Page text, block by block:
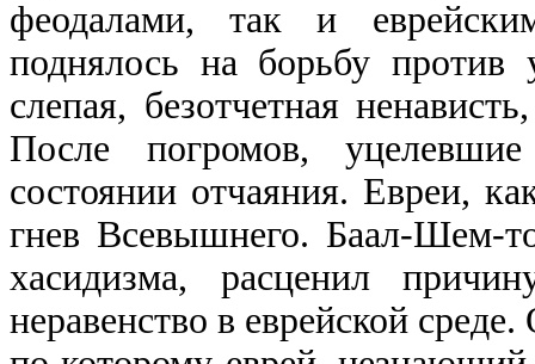
феодалами, так и
поднялось на борьбу против
слепая, безотчетная
После погромов,
состоянии отчаяния. Евреи,
гнев Всевышнего. Баал-Шем-
хасидизма, расценил
неравенство в еврейской